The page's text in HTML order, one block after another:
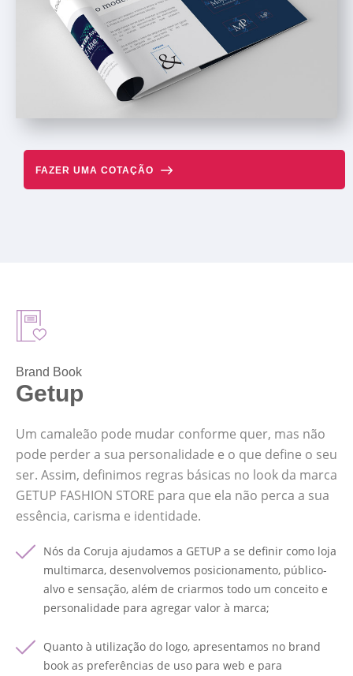
FAZER UMA COTAÇÃO
Brand Book
Getup
Um camaleão pode mudar conforme quer, mas não
pode perder a sua personalidade e o que define o seu
ser. Assim, definimos regras básicas no look da marca
GETUP FASHION STORE para que ela não perca a sua
essência, carisma e identidade.
Nós da Coruja ajudamos a GETUP a se definir como loja
multimarca, desenvolvemos posicionamento, público-
alvo e sensação, além de criarmos todo um conceito e
personalidade para agregar valor à marca;
Quanto à utilização do logo, apresentamos no brand
book as preferências de uso para web e para